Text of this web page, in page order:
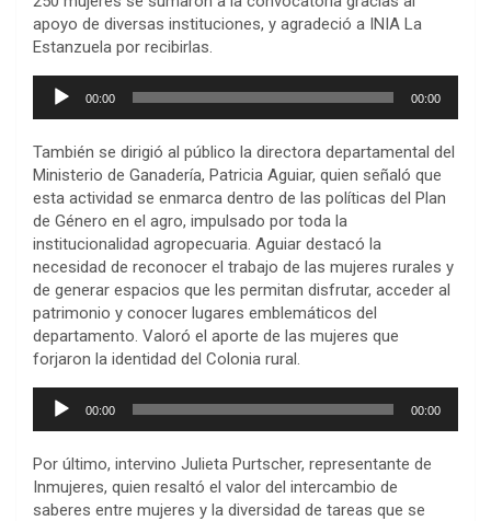
apoyo de diversas instituciones, y agradeció a INIA La
Estanzuela por recibirlas.
Reproductor
00:00 00:00
También se dirigió al público la directora departamental del
Ministerio de Ganadería, Patricia Aguiar, quien señaló que
esta actividad se enmarca dentro de las políticas del Plan
de Género en el agro, impulsado por toda la
institucionalidad agropecuaria. Aguiar destacó la
necesidad de reconocer el trabajo de las mujeres rurales y
de generar espacios que les permitan disfrutar, acceder al
patrimonio y conocer lugares emblemáticos del
departamento. Valoró el aporte de las mujeres que
forjaron la identidad del Colonia rural.
Reproductor
00:00 00:00
Por último, intervino Julieta Purtscher, representante de
Inmujeres, quien resaltó el valor del intercambio de
saberes entre mujeres y la diversidad de tareas que se